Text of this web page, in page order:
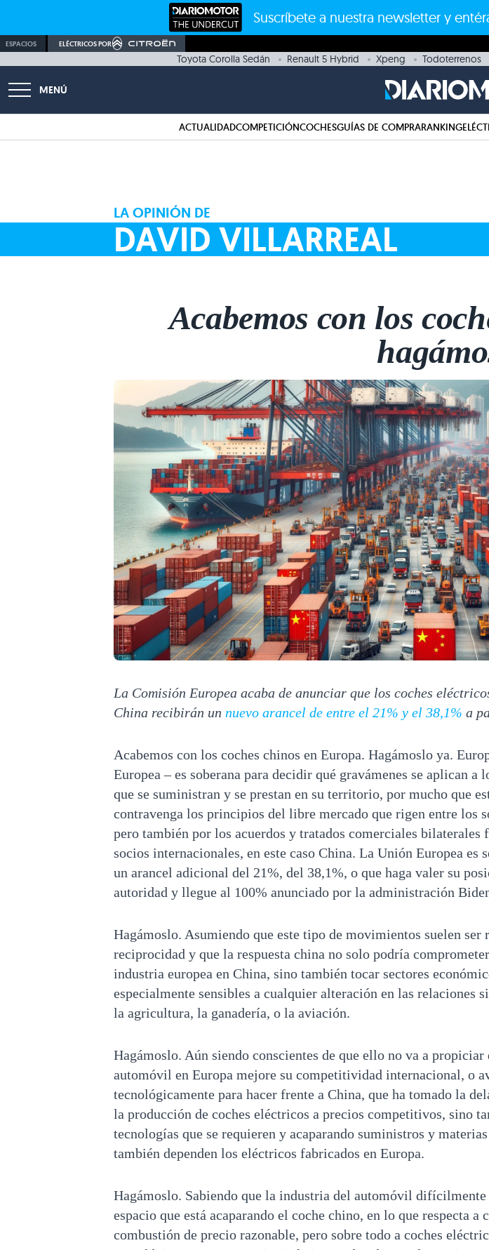
Suscríbete a nuestra newsletter y
ESPACIOS ELÉCTRICOS POR
Toyota Corolla Sedán Renault 5 Hybrid Xpeng Todoterrenos
MENÚ
ACTUALIDADCOMPETICIÓNCOCHESGUÍAS DE COMPRARANKING
LA OPINIÓN DE
DAVID VILLARREAL
Acabemos con los
La Comisión Europea acaba de anunciar que los coches
China recibirán un nuevo arancel de entre el 21% y el 38,1% a
Acabemos con los coches chinos en Europa. Hagámoslo ya.
Europea – es soberana para decidir qué gravámenes se aplican a
que se suministran y se prestan en su territorio, por mucho que
contravenga los principios del libre mercado que rigen entre los
pero también por los acuerdos y tratados comerciales bilaterales
socios internacionales, en este caso China. La Unión Europea es
un arancel adicional del 21%, del 38,1%, o que haga valer su
autoridad y llegue al 100% anunciado por la administración
Hagámoslo. Asumiendo que este tipo de movimientos suelen ser
reciprocidad y que la respuesta china no solo podría
industria europea en China, sino también tocar sectores
especialmente sensibles a cualquier alteración en las relaciones
la agricultura, la ganadería, o la aviación.
Hagámoslo. Aún siendo conscientes de que ello no va a
automóvil en Europa mejore su competitividad internacional, o
tecnológicamente para hacer frente a China, que ha tomado la
la producción de coches eléctricos a precios competitivos, sino
tecnologías que se requieren y acaparando suministros y
también dependen los eléctricos fabricados en Europa.
Hagámoslo. Sabiendo que la industria del automóvil difícilmente
espacio que está acaparando el coche chino, en lo que respecta a
combustión de precio razonable, pero sobre todo a coches